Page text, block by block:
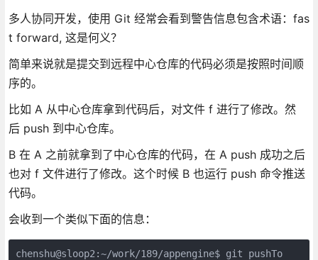
多人协同开发，使用 Git 经常会看到警告信息包含术语：fas
t forward, 这是何义？
简单来说就是提交到远程中心仓库的代码必须是按照时间顺
序的。
比如 A 从中心仓库拿到代码后，对文件 f 进行了修改。然
后 push 到中心仓库。
B 在 A 之前就拿到了中心仓库的代码，在 A push 成功之后
也对 f 文件进行了修改。这个时候 B 也运行 push 命令推送
代码。
会收到一个类似下面的信息：
chenshu@sloop2:~/work/189/appengine$ git pushTo